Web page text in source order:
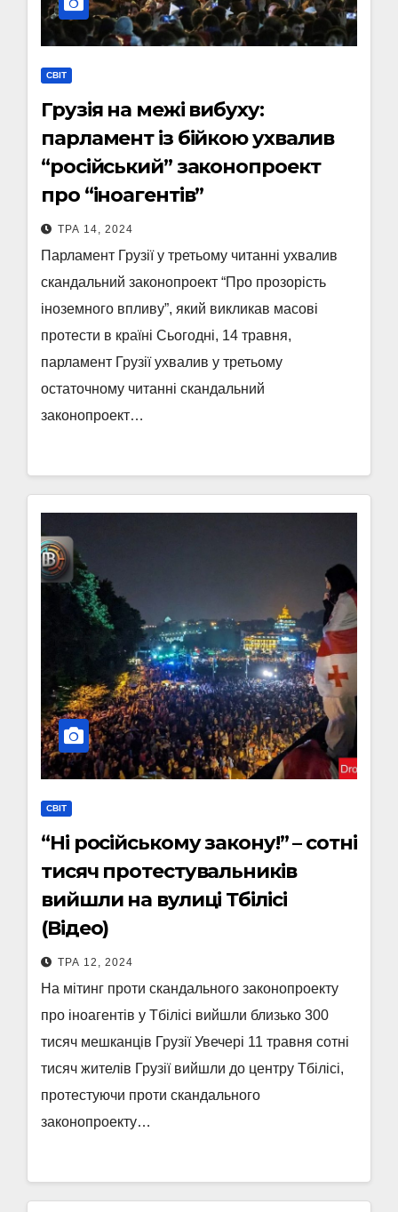
СВІТ
Грузія на межі вибуху:
парламент із бійкою ухвалив
“російський” законопроект
про “іноагентів”
ТРА 14, 2024
Парламент Грузії у третьому читанні ухвалив
скандальний законопроект “Про прозорість
іноземного впливу”, який викликав масові
протести в країні Сьогодні, 14 травня,
парламент Грузії ухвалив у третьому
остаточному читанні скандальний
законопроект…
СВІТ
“Ні російському закону!” – сотні
тисяч протестувальників
вийшли на вулиці Тбілісі
(Відео)
ТРА 12, 2024
На мітинг проти скандального законопроекту
про іноагентів у Тбілісі вийшли близько 300
тисяч мешканців Грузії Увечері 11 травня сотні
тисяч жителів Грузії вийшли до центру Тбілісі,
протестуючи проти скандального
законопроекту…